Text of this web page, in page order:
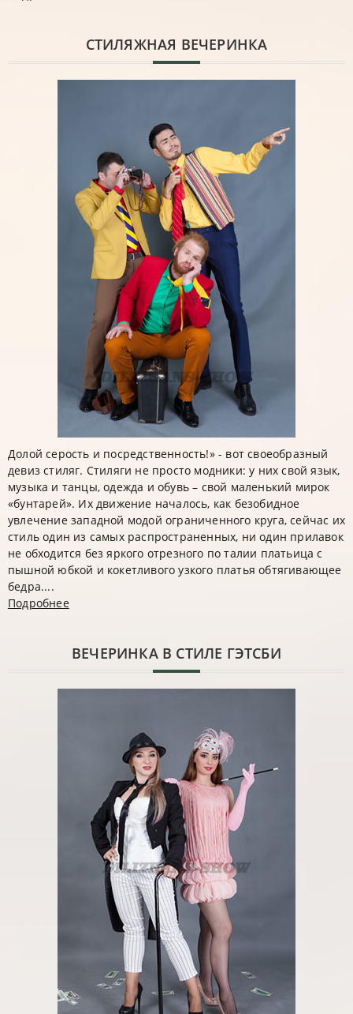
CТИЛЯЖНАЯ ВЕЧЕРИНКА
Долой серость и посредственность!» - вот своеобразный
девиз стиляг. Стиляги не просто модники: у них свой язык,
музыка и танцы, одежда и обувь – свой маленький мирок
«бунтарей». Их движение началось, как безобидное
увлечение западной модой ограниченного круга, сейчас их
стиль один из самых распространенных, ни один прилавок
не обходится без яркого отрезного по талии платьица с
пышной юбкой и кокетливого узкого платья обтягивающее
бедра....
Подробнее
ВЕЧЕРИНКА В СТИЛЕ ГЭТСБИ